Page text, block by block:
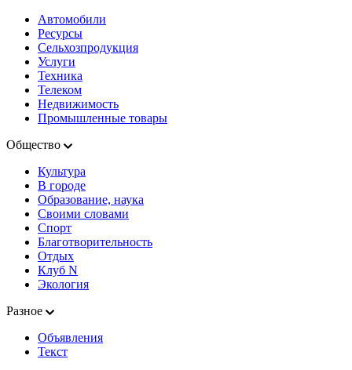
Автомобили
Ресурсы
Сельхозпродукция
Услуги
Техника
Телеком
Недвижимость
Промышленные товары
Общество
Культура
В городе
Образование, наука
Своими словами
Спорт
Благотворительность
Отдых
Клуб N
Экология
Разное
Объявления
Текст